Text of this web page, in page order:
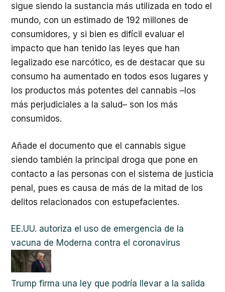
sigue siendo la sustancia más utilizada en todo el
mundo, con un estimado de 192 millones de
consumidores, y si bien es difícil evaluar el
impacto que han tenido las leyes que han
legalizado ese narcótico, es de destacar que su
consumo ha aumentado en todos esos lugares y
los productos más potentes del cannabis –los
más perjudiciales a la salud– son los más
consumidos.
Añade el documento que el cannabis sigue
siendo también la principal droga que pone en
contacto a las personas con el sistema de justicia
penal, pues es causa de más de la mitad de los
delitos relacionados con estupefacientes.
EE.UU. autoriza el uso de emergencia de la
vacuna de Moderna contra el coronavirus
Trump firma una ley que podría llevar a la salida